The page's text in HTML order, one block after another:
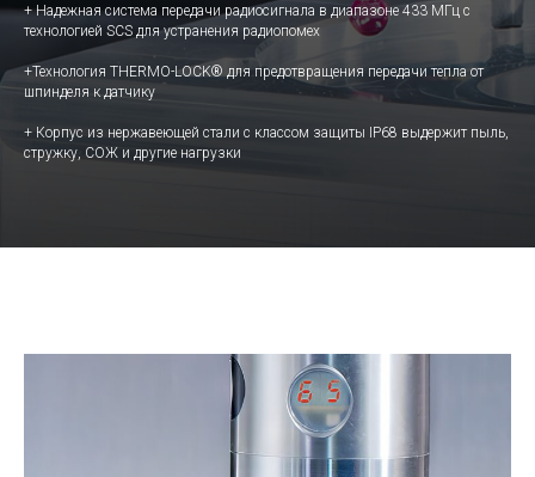
+ Надежная система передачи радиосигнала в диапазоне 433 МГц с
технологией SCS для устранения радиопомех
+Технология THERMO-LOCK® для предотвращения передачи тепла от
шпинделя к датчику
+ Корпус из нержавеющей стали с классом защиты IP68 выдержит пыль,
стружку, СОЖ и другие нагрузки